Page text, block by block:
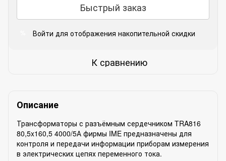
Быстрый заказ
Войти для отображения накопительной скидки
К сравнению
Описание
Трансформаторы с разъёмным сердечником TRA816
80,5x160,5 4000/5А фирмы IME предназначены для
контроля и передачи информации приборам измерения
в электрических цепях переменного тока.